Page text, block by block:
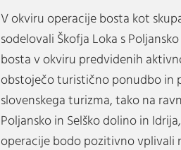
V okviru operacije bosta kot
sodelovali Škofja Loka s
bosta v okviru predvidenih
obstoječo turistično ponudbo in
slovenskega turizma, tako na
Poljansko in Selško dolino in
operacije bodo pozitivno